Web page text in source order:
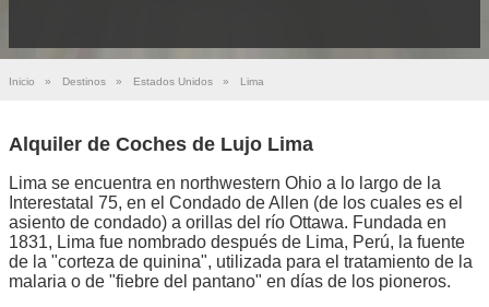
Inicio » Destinos » Estados Unidos » Lima
Alquiler de Coches de Lujo Lima
Lima se encuentra en northwestern Ohio a lo largo de la
Interestatal 75, en el Condado de Allen (de los cuales es el
asiento de condado) a orillas del río Ottawa. Fundada en
1831, Lima fue nombrado después de Lima, Perú, la fuente
de la "corteza de quinina", utilizada para el tratamiento de la
malaria o de "fiebre del pantano" en días de los pioneros.